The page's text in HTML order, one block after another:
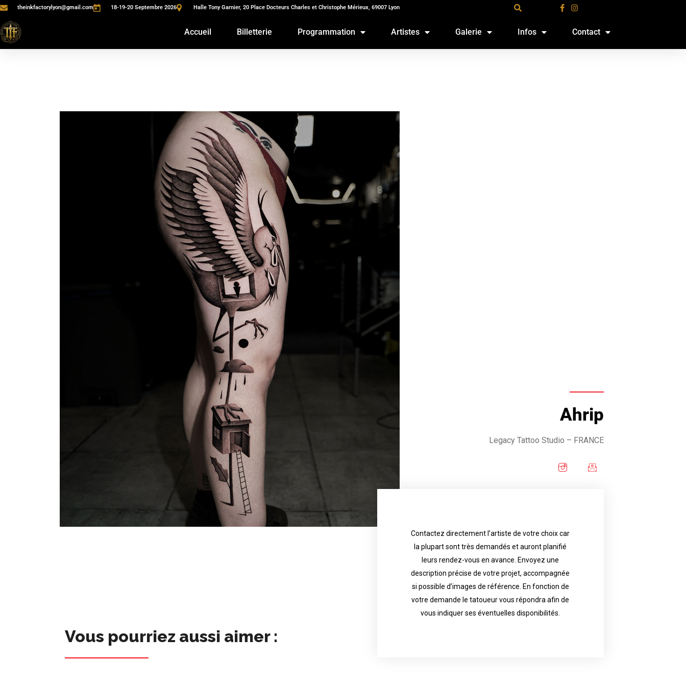
theinkfactorylyon@gmail.com 18-19-20 Septembre 2026 Halle Tony Garnier, 20 Place Docteurs Charles et Christophe Mérieux, 69007 Lyon
Accueil Billetterie Programmation Artistes Galerie Infos Contact
Ahrip
Legacy Tattoo Studio – FRANCE
Contactez directement l’artiste de votre choix car
la plupart sont très demandés et auront planifié
leurs rendez-vous en avance. Envoyez une
description précise de votre projet, accompagnée
si possible d’images de référence. En fonction de
votre demande le tatoueur vous répondra afin de
vous indiquer ses éventuelles disponibilités.
Contact directly the artist of your choice because
most are in great demand and will have planned
their appointments in advance. Send an accurate
description of your project, if possible attached
with reference images. Depending your request,
the tattoo artist will answer to tell you his
availability.
Vous pourriez aussi aimer :